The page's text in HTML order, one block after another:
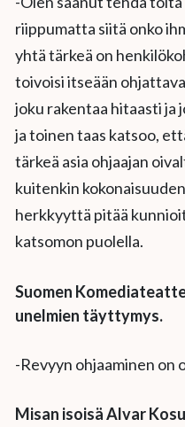
riippumatta siitä onko
yhtä tärkeä on
toivoisi itseään
joku rakentaa hitaasti ja
ja toinen taas katsoo,
tärkeä asia ohjaajan
kuitenkin
herkkyyttä pitää
katsomon puolella.
Suomen
unelmien täyttymys.
-Revyyn ohjaaminen on
Misan isoisä Alvar